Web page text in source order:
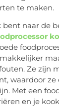
te maken.
bent naar de
Ze zijn
waardoor ze
Met een
en je